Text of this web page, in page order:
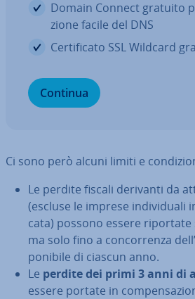
Domain Connect gratuito
zio­ne facile del DNS
Cer­ti­fi­ca­to SSL Wildcard
Continua
Ci sono però alcuni limiti e
Le perdite fiscali derivanti da
(escluse le imprese in­di­vi­dua­li
ca­ta) possono essere
ma solo fino a con­cor­ren­za
po­ni­bi­le di ciascun anno.
Le perdite dei primi 3 anni di
essere portate in